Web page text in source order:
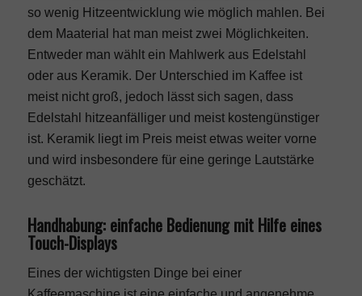
so wenig Hitzeentwicklung wie möglich mahlen. Bei
dem Maaterial hat man meist zwei Möglichkeiten.
Entweder man wählt ein Mahlwerk aus Edelstahl
oder aus Keramik. Der Unterschied im Kaffee ist
meist nicht groß, jedoch lässt sich sagen, dass
Edelstahl hitzeanfälliger und meist kostengünstiger
ist. Keramik liegt im Preis meist etwas weiter vorne
und wird insbesondere für eine geringe Lautstärke
geschätzt.
Handhabung: einfache Bedienung mit Hilfe eines
Touch-Displays
Eines der wichtigsten Dinge bei einer